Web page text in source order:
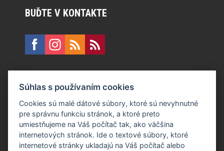
BUĎTE V KONTAKTE
E:recepcia@formfactory.sk
Form Factory Slovakia s.r.o., Ružová dolina 480/6, 821 08
Bratislava
Súhlas s používaním cookies
Cookies sú malé dátové súbory, ktoré sú nevyhnutné
pre správnu funkciu stránok, a ktoré preto
umiestňujeme na Váš počítač tak, ako väčšina
internetových stránok. Ide o textové súbory, ktoré
internetové stránky ukladajú na Váš počítač alebo